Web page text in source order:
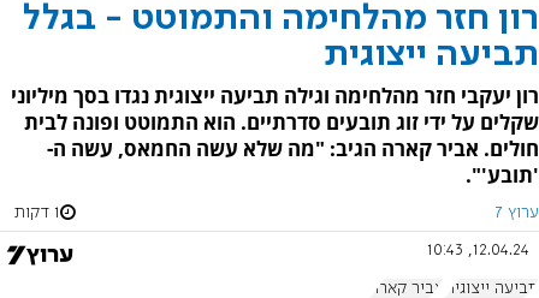
רון חזר מהלחימה והתמוטט - בגלל
תביעה ייצוגית
רון יעקבי חזר מהלחימה וגילה תביעה ייצוגית נגדו בסך מיליוני
שקלים על ידי זוג תובעים סדרתיים. הוא התמוטט ופונה לבית
חולים. אביר קארה הגיב: "מה שלא עשה החמאס, עשה ה-
'תובע'".
ערוץ 7 1 דקות
12.04.24, 10:43
תביעה ייצוגית אביר קארה